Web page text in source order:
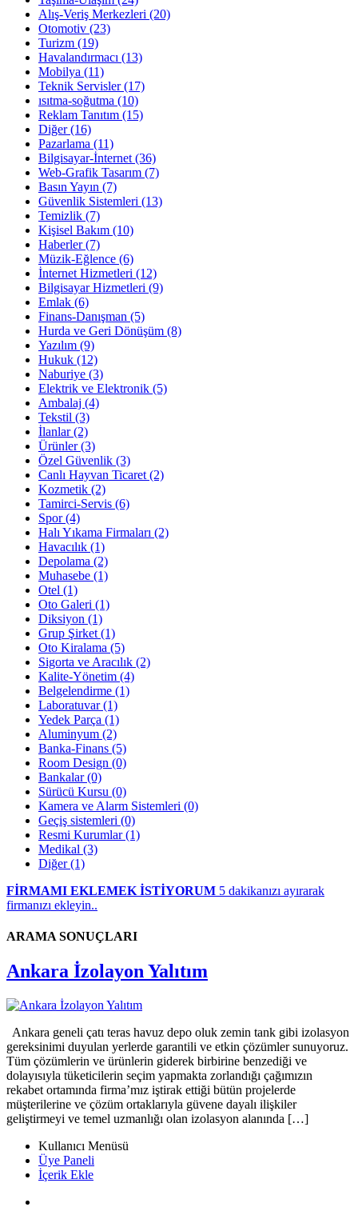
Alış-Veriş Merkezleri (20)
Otomotiv (23)
Turizm (19)
Havalandırmacı (13)
Mobilya (11)
Teknik Servisler(17)
ısıtma-soğutma (10)
Reklam Tanıtım (15)
Diğer(16)
Pazarlama (11)
Bilgisayar-İnternet (36)
Web-Grafik Tasarım (7)
Basın Yayın (7)
Güvenlik Sistemleri (13)
Temizlik (7)
Kişisel Bakım (10)
Haberler(7)
Müzik-Eğlence (6)
İnternet Hizmetleri (12)
Bilgisayar Hizmetleri (9)
Emlak (6)
Finans-Danışman (5)
Hurda ve Geri Dönüşüm (8)
Yazılım (9)
Hukuk (12)
Naburiye (3)
Elektrik ve Elektronik (5)
Ambalaj (4)
Tekstil (3)
İlanlar(2)
Ürünler(3)
Özel Güvenlik (3)
Canlı Hayvan Ticaret (2)
Kozmetik (2)
Tamirci-Servis (6)
Spor(4)
Halı Yıkama Firmaları (2)
Havacılık (1)
Depolama (2)
Muhasebe (1)
Otel (1)
Oto Galeri (1)
Diksiyon (1)
Grup Şirket (1)
Oto Kiralama (5)
Sigorta ve Aracılık (2)
Kalite-Yönetim (4)
Belgelendirme (1)
Laboratuvar(1)
Yedek Parça (1)
Aluminyum (2)
Banka-Finans (5)
Room Design (0)
Bankalar(0)
Sürücü Kursu (0)
Kamera ve Alarm Sistemleri (0)
Geçiş sistemleri (0)
Resmi Kurumlar(1)
Medikal (3)
Diğer(1)
FİRMAMI EKLEMEK İSTİYORUM 5 dakikanızı ayırarak
firmanızı ekleyin..
ARAMA SONUÇLARI
Ankara İzolayon Yalıtım
Ankara geneli çatı teras havuz depo oluk zemin tank gibi izolasyon
gereksinimi duyulan yerlerde garantili ve etkin çözümler sunuyoruz.
Tüm çözümlerin ve ürünlerin giderek birbirine benzediği ve
dolayısıyla tüketicilerin seçim yapmakta zorlandığı çağımızın
rekabet ortamında firma’mız iştirak ettiği bütün projelerde
müşterilerine ve çözüm ortaklarıyla güvene dayalı ilişkiler
geliştirmeyi ve temel uzmanlığı olan izolasyon alanında […]
Kullanıcı Menüsü
Üye Paneli
İçerik Ekle